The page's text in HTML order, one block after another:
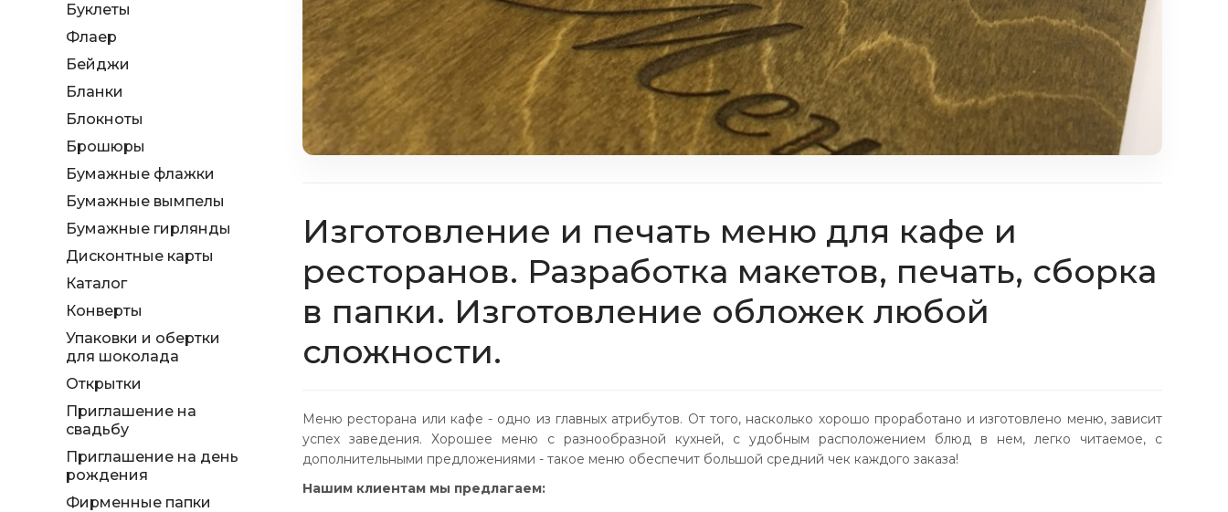
Буклеты
Флаер
Бейджи
Бланки
Блокноты
Брошюры
Бумажные флажки
Бумажные вымпелы
Бумажные гирлянды
Дисконтные карты
Каталог
Конверты
Упаковки и обертки
для шоколада
Открытки
Приглашение на
свадьбу
Приглашение на день
рождения
Фирменные папки
Изготовление и печать меню для кафе и
ресторанов. Разработка макетов, печать, сборка
в папки. Изготовление обложек любой
сложности.
Меню ресторана или кафе - одно из главных атрибутов. От того, насколько хорошо проработано и изготовлено меню, зависит
успех заведения. Хорошее меню с разнообразной кухней, с удобным расположением блюд в нем, легко читаемое, с
дополнительными предложениями - такое меню обеспечит большой средний чек каждого заказа!
Нашим клиентам мы предлагаем: